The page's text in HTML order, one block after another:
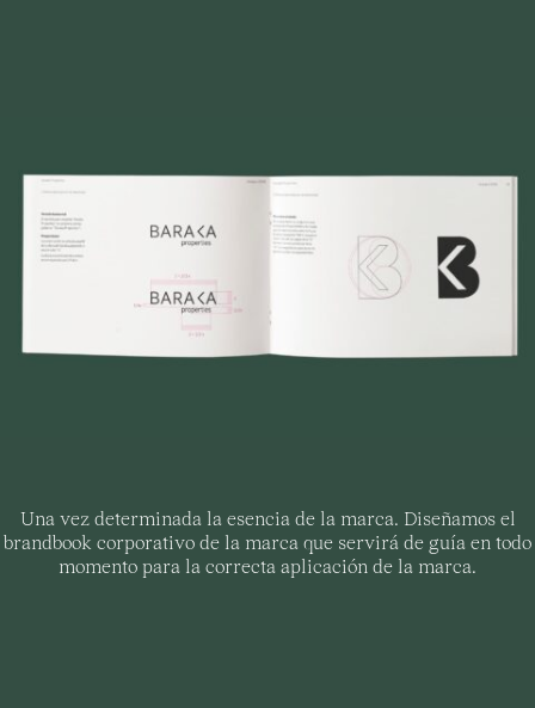
Una vez determinada la esencia de la marca. Diseñamos el
brandbook corporativo de la marca que servirá de guía en todo
momento para la correcta aplicación de la marca.